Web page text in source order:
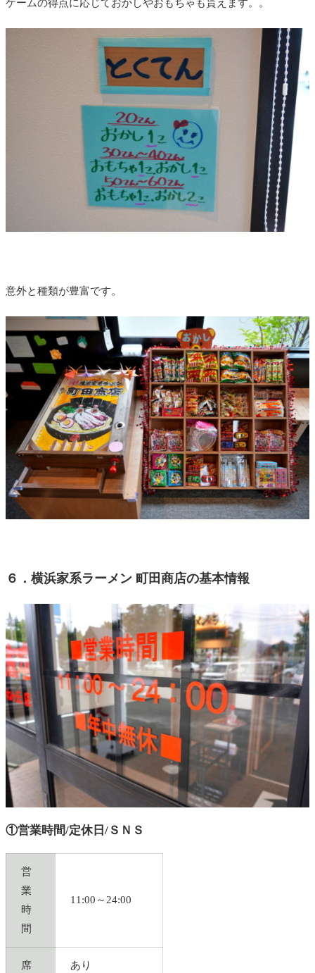
ゲームの得点に応じておかしやおもちゃも貰えます。。
意外と種類が豊富です。
６．横浜家系ラーメン 町田商店の基本情報
①営業時間/定休日/ＳＮＳ
営
業
時
間
11:00～24:00
席 あり